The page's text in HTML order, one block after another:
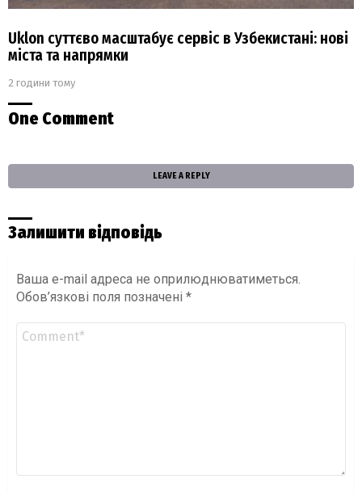
Uklon суттєво масштабує сервіс в Узбекистані: нові
міста та напрямки
2 години тому
One Comment
LEAVE A REPLY
Залишити відповідь
Ваша e-mail адреса не оприлюднюватиметься.
Обов’язкові поля позначені *